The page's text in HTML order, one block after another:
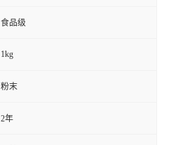
食品级
1kg
粉末
2年